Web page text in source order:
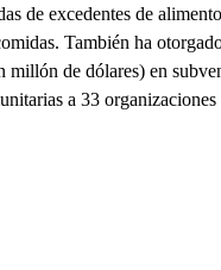
de excedentes de
También ha
millón de dólares) en
a 33